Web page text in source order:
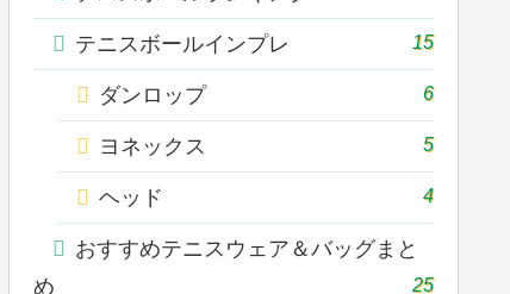
テニスボールインプレ 15
ダンロップ 6
ヨネックス 5
ヘッド 4
おすすめテニスウェア＆バッグまと
め
25